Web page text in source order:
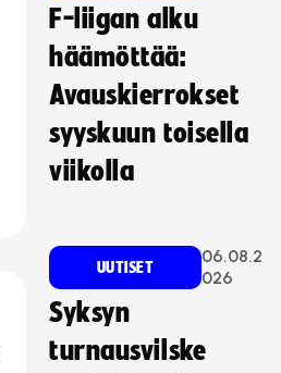
F-liigan alku
häämöttää:
Avauskierrokset
syyskuun toisella
viikolla
UUTISET
06.08.2
026
Syksyn
turnausvilske